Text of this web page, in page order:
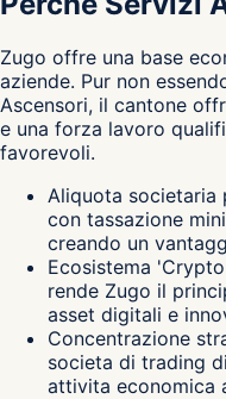
Zugo offre una base
aziende. Pur non
Ascensori, il cantone
e una forza lavoro
favorevoli.
Aliquota societaria
con tassazione
creando un
Ecosistema
rende Zugo il
asset digitali e
Concentrazione
societa di trading
attivita economica